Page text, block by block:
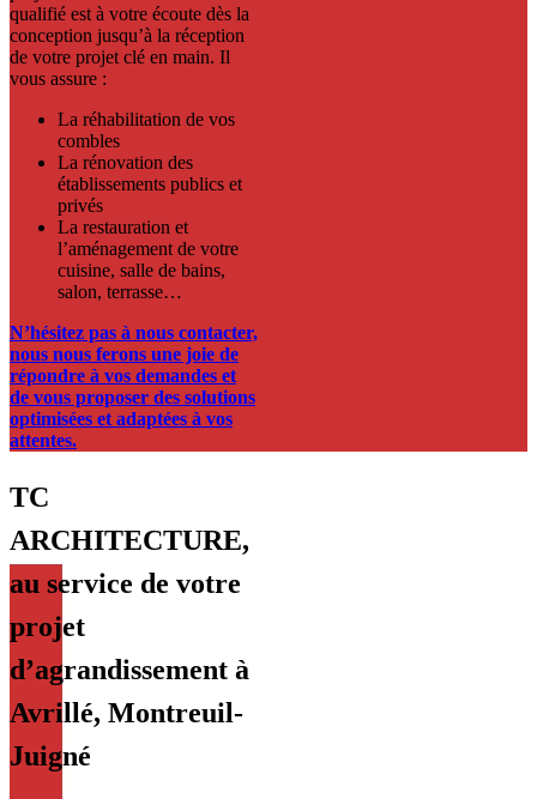
qualifié est à votre écoute dès la
conception jusqu’à la réception
de votre projet clé en main. Il
vous assure :
La réhabilitation de vos
combles
La rénovation des
établissements publics et
privés
La restauration et
l’aménagement de votre
cuisine, salle de bains,
salon, terrasse…
N’hésitez pas à nous contacter,
nous nous ferons une joie de
répondre à vos demandes et
de vous proposer des solutions
optimisées et adaptées à vos
attentes.
TC
ARCHITECTURE,
au service de votre
projet
d’agrandissement à
Avrillé, Montreuil-
Juigné